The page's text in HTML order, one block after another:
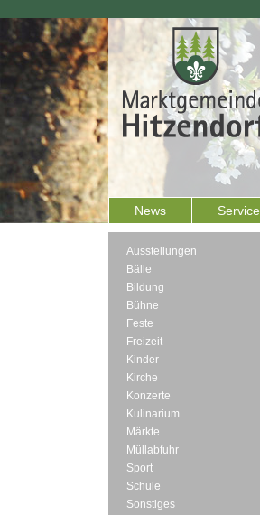
News Service
Ausstellungen
Bälle
Bildung
Bühne
Feste
Freizeit
Kinder
Kirche
Konzerte
Kulinarium
Märkte
Müllabfuhr
Sport
Schule
Sonstiges